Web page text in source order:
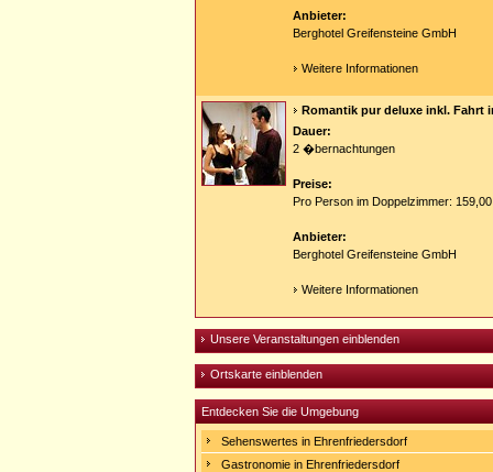
Anbieter:
Berghotel Greifensteine GmbH
Weitere Informationen
Romantik pur deluxe inkl. Fahrt
Dauer:
2 �bernachtungen
Preise:
Pro Person im Doppelzimmer:
Anbieter:
Berghotel Greifensteine GmbH
Weitere Informationen
Unsere Veranstaltungen einblenden
Ortskarte einblenden
Entdecken Sie die Umgebung
Sehenswertes in Ehrenfriedersdorf
Gastronomie in Ehrenfriedersdorf